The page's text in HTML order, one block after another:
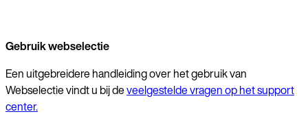
Gebruik webselectie
Een uitgebreidere handleiding over het gebruik van
Webselectie vindt u bij deveelgestelde vragen op het support
center.